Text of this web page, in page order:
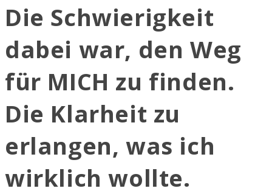
Die Schwierigkeit
dabei war, den Weg
für MICH zu finden.
Die Klarheit zu
erlangen, was ich
wirklich wollte.